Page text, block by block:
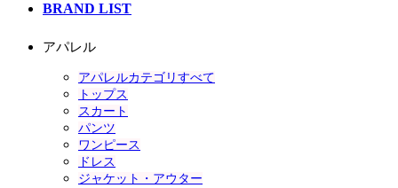
BRAND LIST
アパレル
アパレルカテゴリすべて
トップス
スカート
パンツ
ワンピース
ドレス
ジャケット・アウター